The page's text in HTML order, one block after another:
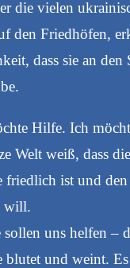
die vielen
den Friedhöfen,
dass sie an den
Hilfe. Ich
Welt weiß, dass die
friedlich ist und den
will.
sollen uns helfen –
blutet und weint.